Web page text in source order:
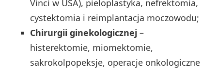
Vinci w USA), pieloplastyka, nefrektomia,
cystektomia i reimplantacja moczowodu;
Chirurgii ginekologicznej –
histerektomie, miomektomie,
sakrokolpopeksje, operacje onkologiczne